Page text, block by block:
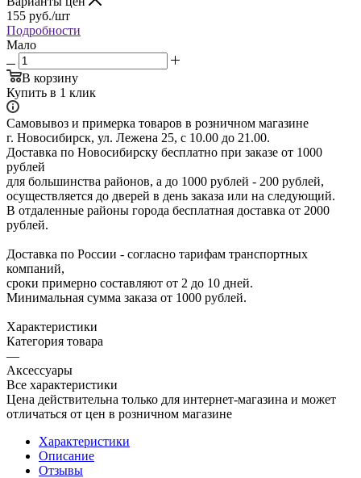
155 руб./шт
Подробности
Мало
В корзину
Купить в 1 клик
Самовывоз и примерка товаров в розничном магазине
г. Новосибирск, ул. Лежена 25, с 10.00 до 21.00.
Доставка по Новосибирску бесплатно при заказе от 1000
рублей
для большинства районов, а до 1000 рублей - 200 рублей,
осуществляется до дверей в день заказа или на следующий.
В отдаленные районы города бесплатная доставка от 2000
рублей.
Доставка по России - согласно тарифам транспортных
компаний,
сроки примерно составляют от 2 до 10 дней.
Минимальная сумма заказа от 1000 рублей.
Характеристики
Категория товара
—
Аксессуары
Все характеристики
Цена действительна только для интернет-магазина и может
отличаться от цен в розничном магазине
Характеристики
Описание
Отзывы